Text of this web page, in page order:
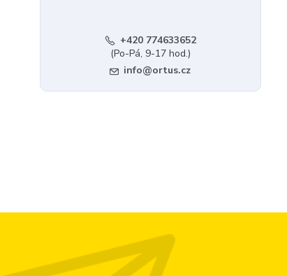
+420 774633652
(Po-Pá, 9-17 hod.)
info@ortus.cz